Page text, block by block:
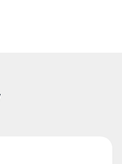
· 1Fit